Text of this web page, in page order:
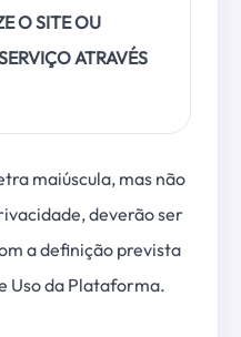
O SITE OU
ATRAVÉS
maiúscula, mas não
deverão ser
a definição prevista
Uso da Plataforma.